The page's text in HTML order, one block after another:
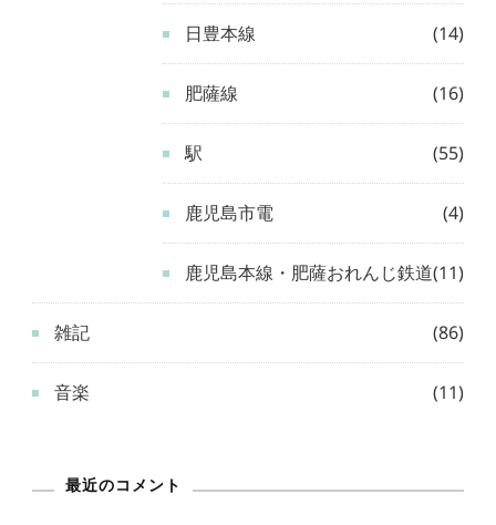
日豊本線 (14)
肥薩線 (16)
駅 (55)
鹿児島市電 (4)
鹿児島本線・肥薩おれんじ鉄道(11)
雑記 (86)
音楽 (11)
最近のコメント